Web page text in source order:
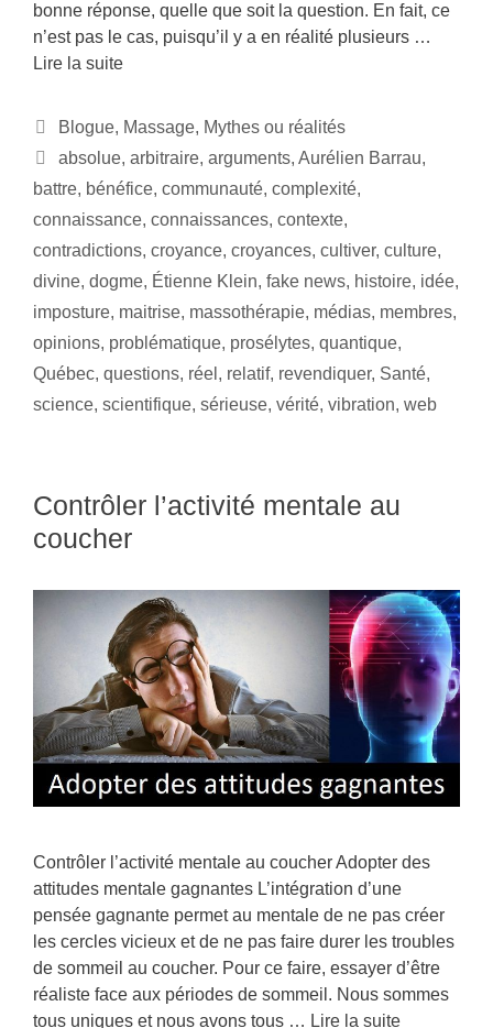
bonne réponse, quelle que soit la question. En fait, ce
n’est pas le cas, puisqu’il y a en réalité plusieurs …
Lire la suite
Blogue, Massage, Mythes ou réalités
absolue, arbitraire, arguments, Aurélien Barrau,
battre, bénéfice, communauté, complexité,
connaissance, connaissances, contexte,
contradictions, croyance, croyances, cultiver, culture,
divine, dogme, Étienne Klein, fake news, histoire, idée,
imposture, maitrise, massothérapie, médias, membres,
opinions, problématique, prosélytes, quantique,
Québec, questions, réel , relatif, revendiquer, Santé,
science, scientifique, sérieuse, vérité, vibration, web
Contrôler l’activité mentale au
coucher
Contrôler l’activité mentale au coucher Adopter des
attitudes mentale gagnantes L’intégration d’une
pensée gagnante permet au mentale de ne pas créer
les cercles vicieux et de ne pas faire durer les troubles
de sommeil au coucher. Pour ce faire, essayer d’être
réaliste face aux périodes de sommeil. Nous sommes
tous uniques et nous avons tous … Lire la suite